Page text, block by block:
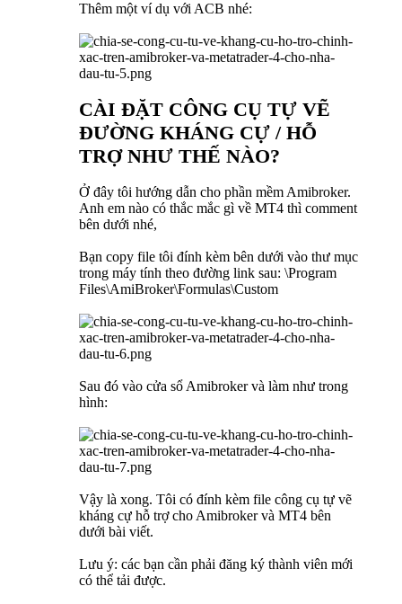
Thêm một ví dụ với ACB nhé:
CÀI ĐẶT CÔNG CỤ TỰ VẼ
ĐƯỜNG KHÁNG CỰ / HỖ
TRỢ NHƯ THẾ NÀO?
Ở đây tôi hướng dẫn cho phần mềm Amibroker.
Anh em nào có thắc mắc gì về MT4 thì comment
bên dưới nhé,
Bạn copy file tôi đính kèm bên dưới vào thư mục
trong máy tính theo đường link sau: \Program
Files\AmiBroker\Formulas\Custom
Sau đó vào cửa sổ Amibroker và làm như trong
hình:
Vậy là xong. Tôi có đính kèm file công cụ tự vẽ
kháng cự hỗ trợ cho Amibroker và MT4 bên
dưới bài viết.
Lưu ý: các bạn cần phải đăng ký thành viên mới
có thể tải được.